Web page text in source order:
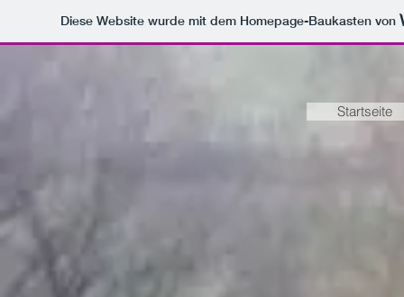
Diese Website wurde mit dem Homepage-Baukasten von
Startseite